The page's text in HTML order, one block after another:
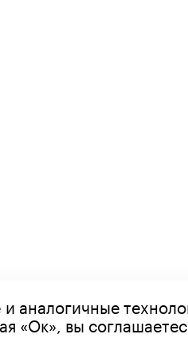
аналогичные
«Ок», вы